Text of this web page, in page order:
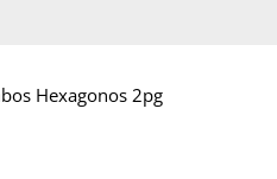
Hexagonos 2pg